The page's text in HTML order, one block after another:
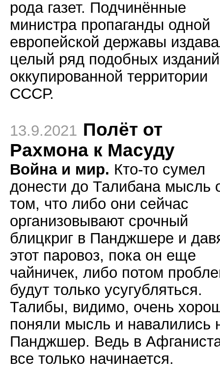
рода газет. Подчинённые
министра пропаганды одной
европейской державы
целый ряд подобных
оккупированной территории
СССР.
13.9.2021 Полёт от
Рахмона к Масуду
Война и мир. Кто-то сумел
донести до Талибана мысль
том, что либо они сейчас
организовывают срочный
блицкриг в Панджшере и
этот паровоз, пока он еще
чайничек, либо потом
будут только усугубляться.
Талибы, видимо, очень
поняли мысль и навалились
Панджшер. Ведь в
все только начинается.